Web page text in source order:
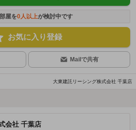
屋を0人以上が検討中です
お気に入り登録
Mailで共有
大東建託リーシング株式会社 千葉店
会社 千葉店